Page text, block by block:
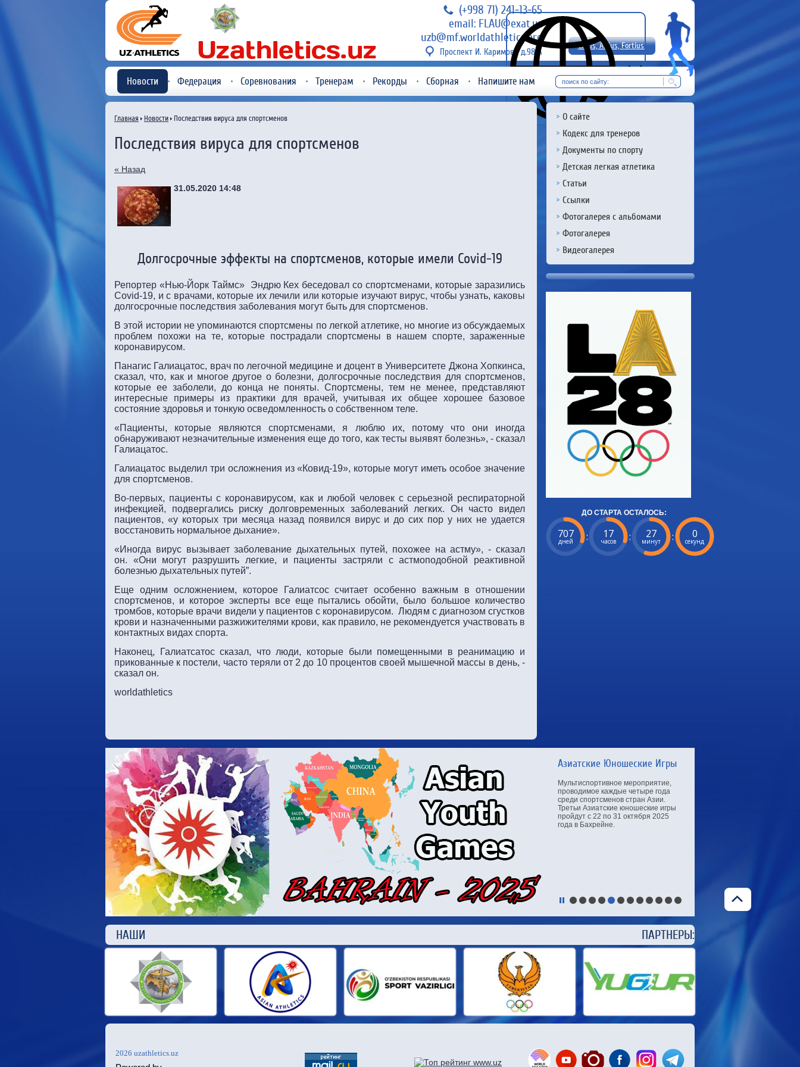
(+998 71) 241-13-65
email: FLAU@exat.uz
uzb@mf.worldathletics.org
Проспект И. Каримова д.98 А
Citius, Altius, Fortius!
RU
Новости Федерация Соревнования Тренерам Рекорды Сборная Напишите нам
О сайте
Кодекс для тренеров
Документы по спорту
Детская легкая атлетика
Статьи
Ссылки
Фотогалерея с альбомами
Фотогалерея
Видеогалерея
ДО СТАРТА ОСТАЛОСЬ:
707
дней : 17
часов : 26
минут : 59
секунд
Главная Новости Последствия вируса для спортсменов
Последствия вируса для спортсменов
« Назад
31.05.2020 14:48
Долгосрочные эффекты на спортсменов, которые имели Covid-19
Репортер «Нью-Йорк Таймс» Эндрю Кех беседовал со спортсменами, которые заразились
Covid-19, и с врачами, которые их лечили или которые изучают вирус, чтобы узнать, каковы
долгосрочные последствия заболевания могут быть для спортсменов.
В этой истории не упоминаются спортсмены по легкой атлетике, но многие из обсуждаемых
проблем похожи на те, которые пострадали спортсмены в нашем спорте, зараженные
коронавирусом.
Панагис Галиацатос, врач по легочной медицине и доцент в Университете Джона Хопкинса,
сказал, что, как и многое другое о болезни, долгосрочные последствия для спортсменов,
которые ее заболели, до конца не поняты. Спортсмены, тем не менее, представляют
интересные примеры из практики для врачей, учитывая их общее хорошее базовое
состояние здоровья и тонкую осведомленность о собственном теле.
«Пациенты, которые являются спортсменами, я люблю их, потому что они иногда
обнаруживают незначительные изменения еще до того, как тесты выявят болезнь», - сказал
Галиацатос.
Галиацатос выделил три осложнения из «Ковид-19», которые могут иметь особое значение
для спортсменов.
Во-первых, пациенты с коронавирусом, как и любой человек с серьезной респираторной
инфекцией, подвергались риску долговременных заболеваний легких. Он часто видел
пациентов, «у которых три месяца назад появился вирус и до сих пор у них не удается
восстановить нормальное дыхание».
«Иногда вирус вызывает заболевание дыхательных путей, похожее на астму», - сказал
он. «Они могут разрушить легкие, и пациенты застряли с астмоподобной реактивной
болезнью дыхательных путей”.
Еще одним осложнением, которое Галиатсос считает особенно важным в отношении
спортсменов, и которое эксперты все еще пытались обойти, было большое количество
тромбов, которые врачи видели у пациентов с коронавирусом. Людям с диагнозом сгустков
крови и назначенными разжижителями крови, как правило, не рекомендуется участвовать в
контактных видах спорта.
Наконец, Галиатсатос сказал, что люди, которые были помещенными в реанимацию и
прикованные к постели, часто теряли от 2 до 10 процентов своей мышечной массы в день, -
сказал он.
worldathletics
Азиатские Юношеские Игры
Мультиспортивное мероприятие,
проводимое каждые четыре года
среди спортсменов стран Азии.
Третьи Азиатские юношеские игры
пройдут с 22 по 31 октября 2025
года в Бахрейне.
НАШИ ПАРТНЕРЫ:
2026 uzathletics.uz